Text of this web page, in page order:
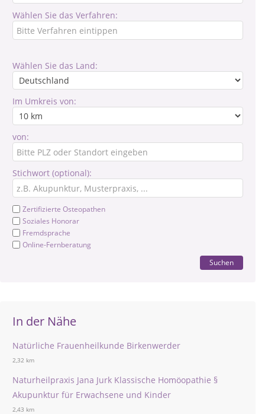
Wählen Sie das Verfahren:
Wählen Sie das Land:
Im Umkreis von:
von:
Stichwort (optional):
Zertifizierte Osteopathen
Soziales Honorar
Fremdsprache
Online-Fernberatung
Suchen
In der Nähe
Natürliche Frauenheilkunde Birkenwerder
2,32 km
Naturheilpraxis Jana Jurk Klassische Homöopathie §
Akupunktur für Erwachsene und Kinder
2,43 km